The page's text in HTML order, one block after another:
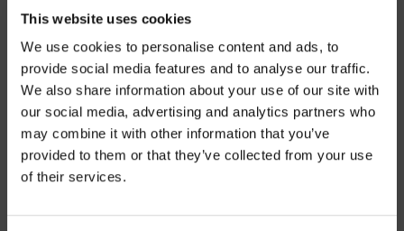
This website uses cookies
We use cookies to personalise content and ads, to
provide social media features and to analyse our traffic.
We also share information about your use of our site with
our social media, advertising and analytics partners who
may combine it with other information that you’ve
provided to them or that they’ve collected from your use
of their services.
TACTO
Suave e aveludado;